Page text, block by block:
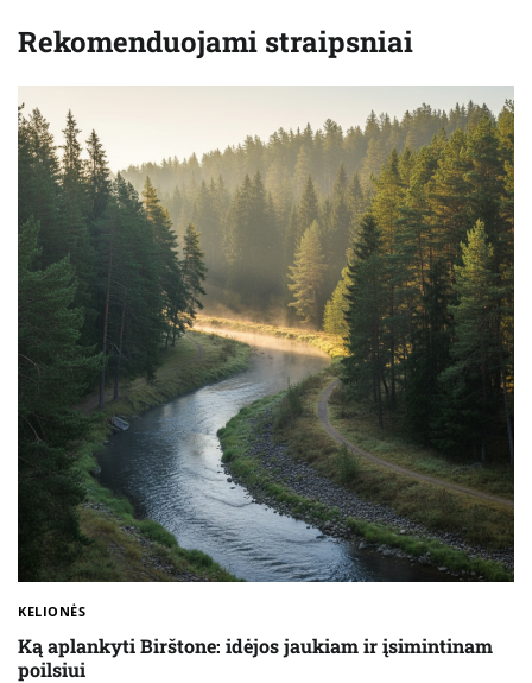
Rekomenduojami straipsniai
KELIONĖS
Ką aplankyti Birštone: idėjos jaukiam ir įsimintinam
poilsiui